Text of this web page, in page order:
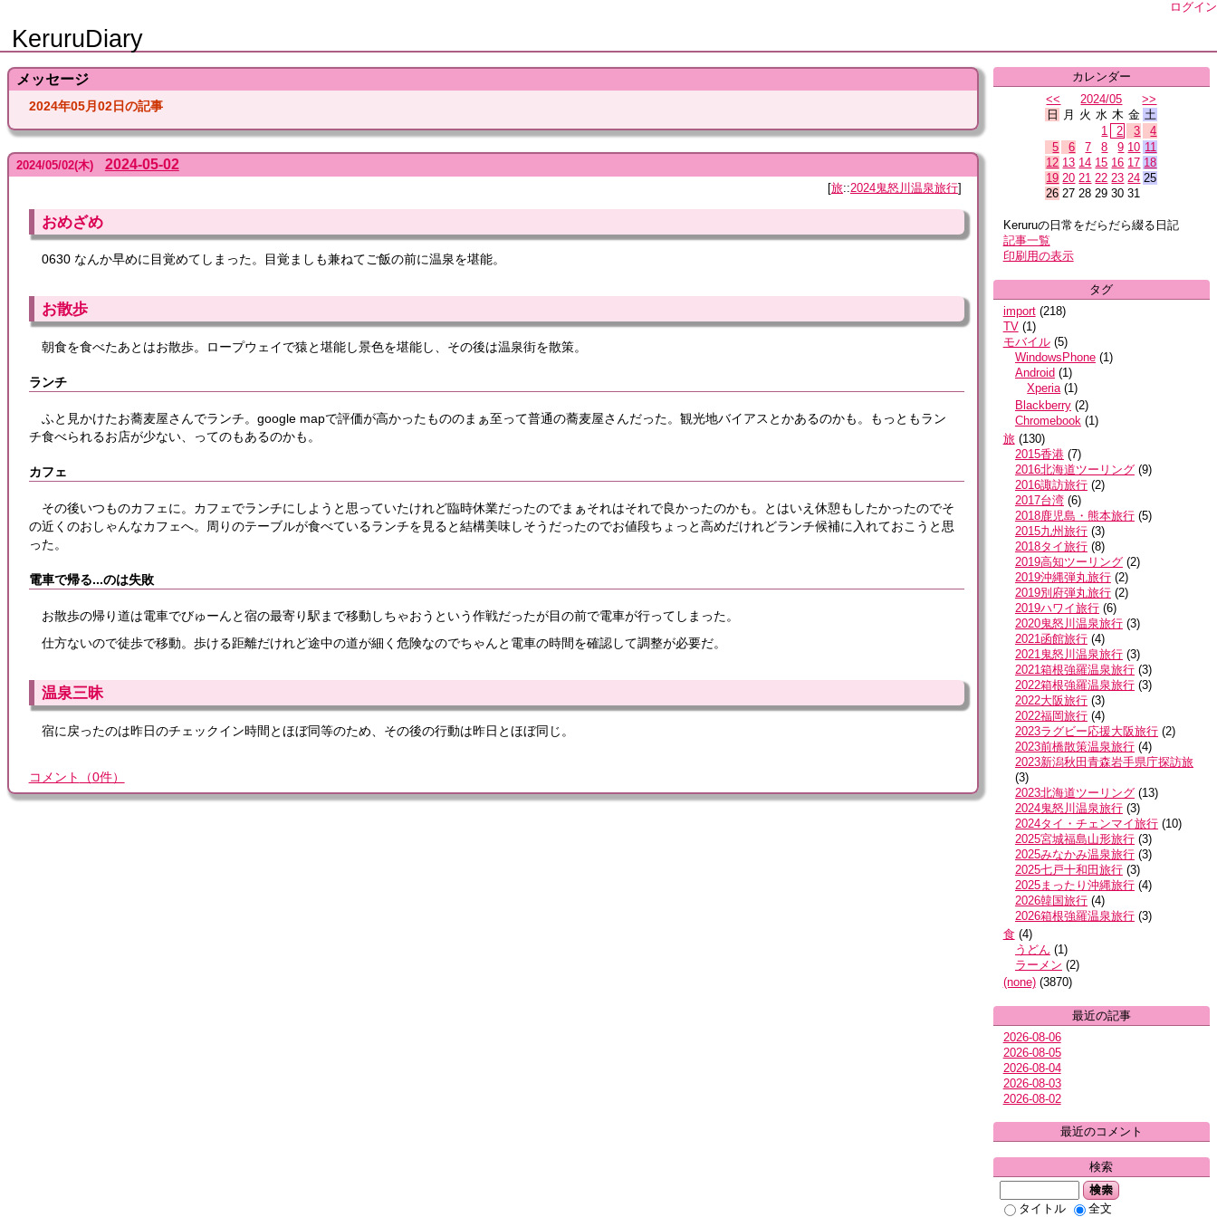
ログイン
KeruruDiary
メッセージ
2024年05月02日の記事
2024/05/02(木) 2024-05-02
旅::2024鬼怒川温泉旅行
おめざめ
0630 なんか早めに目覚めてしまった。目覚ましも兼ねてご飯の前に温泉を堪能。
お散歩
朝食を食べたあとはお散歩。ロープウェイで猿と堪能し景色を堪能し、その後は温泉街を散策。
ランチ
ふと見かけたお蕎麦屋さんでランチ。google mapで評価が高かったもののまぁ至って普通の蕎麦屋さんだった。観光地バイアスとかあるのかも。もっともラン
チ食べられるお店が少ない、ってのもあるのかも。
カフェ
その後いつものカフェに。カフェでランチにしようと思っていたけれど臨時休業だったのでまぁそれはそれで良かったのかも。とはいえ休憩もしたかったのでそ
の近くのおしゃんなカフェへ。周りのテーブルが食べているランチを見ると結構美味しそうだったのでお値段ちょっと高めだけれどランチ候補に入れておこうと思
った。
電車で帰る...のは失敗
お散歩の帰り道は電車でびゅーんと宿の最寄り駅まで移動しちゃおうという作戦だったが目の前で電車が行ってしまった。
仕方ないので徒歩で移動。歩ける距離だけれど途中の道が細く危険なのでちゃんと電車の時間を確認して調整が必要だ。
温泉三昧
宿に戻ったのは昨日のチェックイン時間とほぼ同等のため、その後の行動は昨日とほぼ同じ。
コメント （0件）
カレンダー
<<
2024/05
>>
日
月 火 水 木 金 土
1
2 3
4
5
6 7 8 9 10 11
12 13 14 15 16 17 18
19 20 21 22 23 24 25
26 27 28 29 30 31
Keruruの日常をだらだら綴る日記
記事一覧
印刷用の表示
タグ
import (218)
TV (1)
モバイル (5)
WindowsPhone (1)
Android (1)
Xperia (1)
Blackberry (2)
Chromebook (1)
旅 (130)
2015香港 (7)
2016北海道ツーリング (9)
2016諏訪旅行 (2)
2017台湾 (6)
2018鹿児島・熊本旅行 (5)
2015九州旅行 (3)
2018タイ旅行 (8)
2019高知ツーリング (2)
2019沖縄弾丸旅行 (2)
2019別府弾丸旅行 (2)
2019ハワイ旅行 (6)
2020鬼怒川温泉旅行 (3)
2021函館旅行 (4)
2021鬼怒川温泉旅行 (3)
2021箱根強羅温泉旅行 (3)
2022箱根強羅温泉旅行 (3)
2022大阪旅行 (3)
2022福岡旅行 (4)
2023ラグビー応援大阪旅行 (2)
2023前橋散策温泉旅行 (4)
2023新潟秋田青森岩手県庁探訪旅
(3)
2023北海道ツーリング (13)
2024鬼怒川温泉旅行 (3)
2024タイ・チェンマイ旅行 (10)
2025宮城福島山形旅行 (3)
2025みなかみ温泉旅行 (3)
2025七戸十和田旅行 (3)
2025まったり沖縄旅行 (4)
2026韓国旅行 (4)
2026箱根強羅温泉旅行 (3)
食 (4)
うどん (1)
ラーメン (2)
(none) (3870)
最近の記事
2026-08-06
2026-08-05
2026-08-04
2026-08-03
2026-08-02
最近のコメント
検索
検索
タイトル 全文